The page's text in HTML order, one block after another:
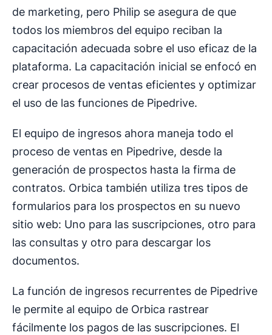
de marketing, pero Philip se asegura de que
todos los miembros del equipo reciban la
capacitación adecuada sobre el uso eficaz de la
plataforma. La capacitación inicial se enfocó en
crear procesos de ventas eficientes y optimizar
el uso de las funciones de Pipedrive.
El equipo de ingresos ahora maneja todo el
proceso de ventas en Pipedrive, desde la
generación de prospectos hasta la firma de
contratos. Orbica también utiliza tres tipos de
formularios para los prospectos en su nuevo
sitio web: Uno para las suscripciones, otro para
las consultas y otro para descargar los
documentos.
La función de ingresos recurrentes de Pipedrive
le permite al equipo de Orbica rastrear
fácilmente los pagos de las suscripciones. El